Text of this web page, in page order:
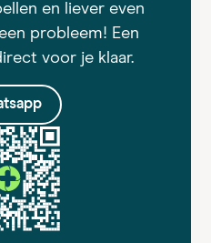
en liever even
probleem! Een
voor je klaar.